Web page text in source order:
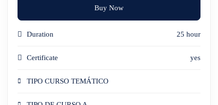
Buy Now
Duration 25 hour
Certificate yes
TIPO CURSO TEMÁTICO